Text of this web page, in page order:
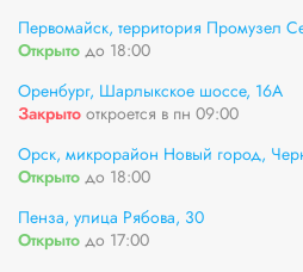
Первомайск, территория Промузел
Открыто до 18:00
Оренбург, Шарлыкское шоссе, 16А
Закрыто откроется в пн 09:00
Орск, микрорайон Новый город,
Открыто до 18:00
Пенза, улица Рябова, 30
Открыто до 17:00